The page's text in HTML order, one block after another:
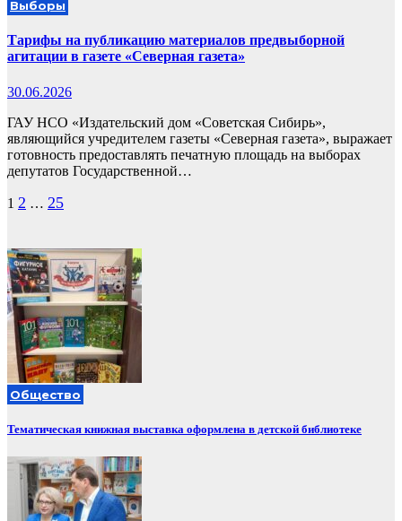
Выборы
Тарифы на публикацию материалов предвыборной
агитации в газете «Северная газета»
30.06.2026
ГАУ НСО «Издательский дом «Советская Сибирь»,
являющийся учредителем газеты «Северная газета», выражает
готовность предоставлять печатную площадь на выборах
депутатов Государственной…
Пагинация
1 2 … 25
Общество
Тематическая книжная выставка оформлена в детской библиотеке